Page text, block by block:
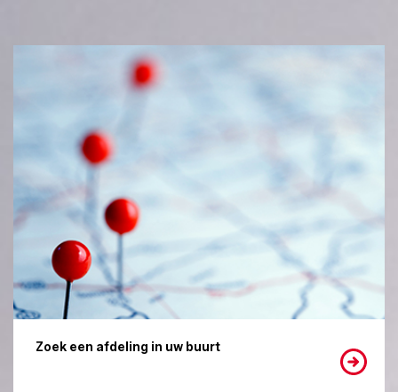
Zoek een afdeling in uw buurt